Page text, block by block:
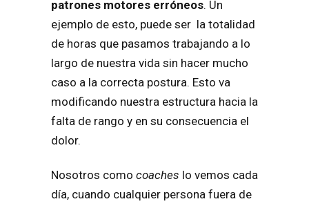
patrones motores erróneos. Un
ejemplo de esto, puede ser la totalidad
de horas que pasamos trabajando a lo
largo de nuestra vida sin hacer mucho
caso a la correcta postura. Esto va
modificando nuestra estructura hacia la
falta de rango y en su consecuencia el
dolor.
Nosotros como coaches lo vemos cada
día, cuando cualquier persona fuera de